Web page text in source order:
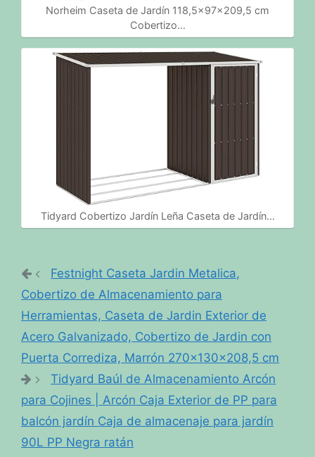
Norheim Caseta de Jardín 118,5x97x209,5 cm
Cobertizo…
Tidyard Cobertizo Jardín Leña Caseta de Jardín…
Festnight Caseta Jardin Metalica,
Cobertizo de Almacenamiento para
Herramientas, Caseta de Jardin Exterior de
Acero Galvanizado, Cobertizo de Jardin con
Puerta Corrediza, Marrón 270x130x208,5 cm
Tidyard Baúl de Almacenamiento Arcón
para Cojines | Arcón Caja Exterior de PP para
balcón jardín Caja de almacenaje para jardín
90L PP Negra ratán